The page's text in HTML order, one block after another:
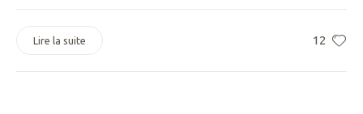
12
Lire la suite